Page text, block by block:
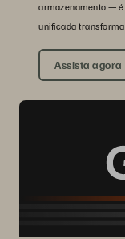
armazenamento —
unificada
Assista agora